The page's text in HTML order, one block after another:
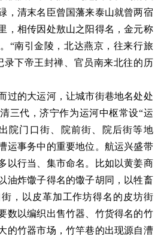
，清末名臣曾国藩来泰山就曾两宿
，相传因处敖山之阳得名，金元称
“南引金陵，北达燕京，往来行旅
录下帝王封禅、官员南来北往的历
的大运河，让城市街巷地名处处
三代，济宁作为运河中枢常设“运
院门口街、院前街、院后街等地
运事务中的重要地位。航运兴盛带
以行当、集市命名。比如以黄姜商
油炸馓子得名的馓子胡同，以牲畜
，以皮革加工作坊得名的皮坊街
数以编织出售竹器、竹货得名的竹
的竹器市场，竹竿巷的出现源自漕